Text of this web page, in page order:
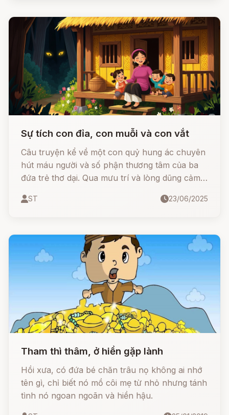
Sự tích con đỉa, con muỗi và con vắt
Câu truyện kể về một con quỷ hung ác chuyên
hút máu người và số phận thương tâm của ba
đứa trẻ thơ dại. Qua mưu trí và lòng dũng cảm
máu của nó hóa thành những sinh vật đáng sợ:
ST 23/06/2025
Tham thì thâm, ở hiền gặp lành
Hồi xưa, có đứa bé chăn trâu nọ không ai nhớ
tên gì, chỉ biết nó mồ côi mẹ từ nhỏ nhưng tánh
tình nó ngoan ngoãn và hiền hậu.